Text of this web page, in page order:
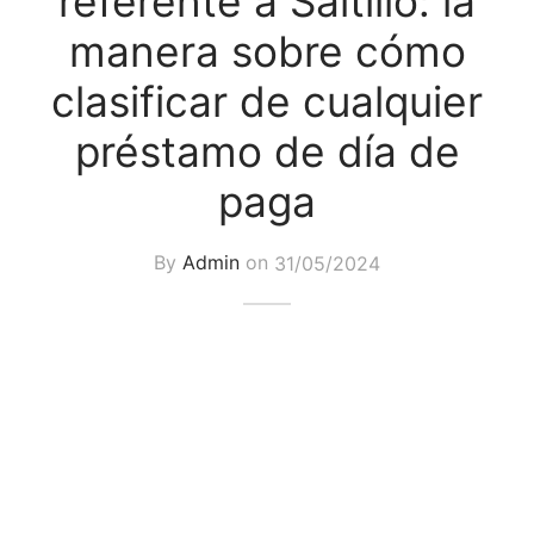
manera sobre cómo
clasificar de cualquier
préstamo de día de
paga
By Admin on 31/05/2024